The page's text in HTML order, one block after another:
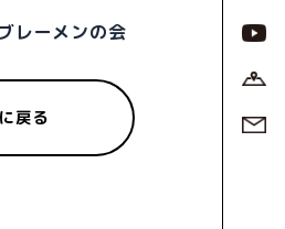
レーメンの会
戻る